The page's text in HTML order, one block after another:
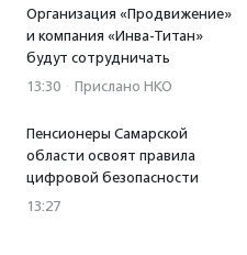
Организация «Продвижение»
и компания «Инва-Титан»
будут сотрудничать
13:30 · Прислано НКО
Пенсионеры Самарской
области освоят правила
цифровой безопасности
13:27